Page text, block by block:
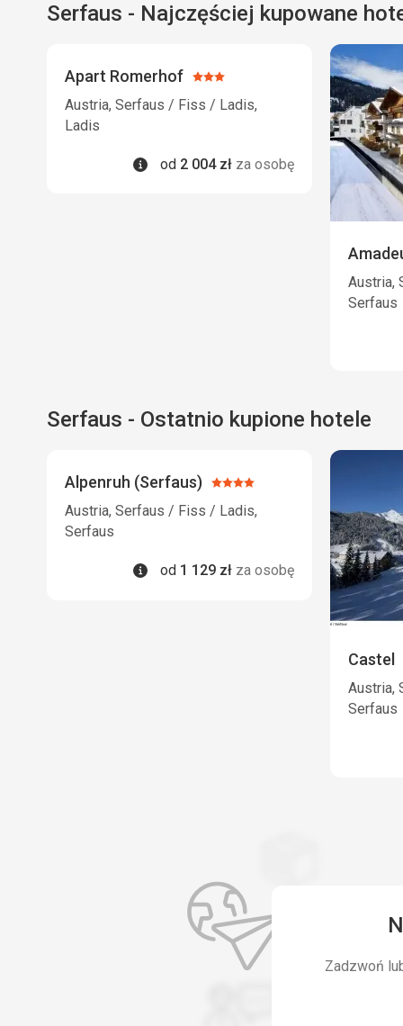
Serfaus - Najczęściej kupowane
Apart Romerhof Ocena:
3/5
Austria, Serfaus / Fiss / Ladis,
Ladis
Informacje
od 2 004zł za osobę
Austria,
Serfaus
Serfaus - Ostatnio kupione hotele
Alpenruh (Serfaus) Ocena:
4/5
Austria, Serfaus / Fiss / Ladis,
Serfaus
Informacje
od 1 129 zł za osobę
Castel
Austria,
Serfaus
Zadzwoń